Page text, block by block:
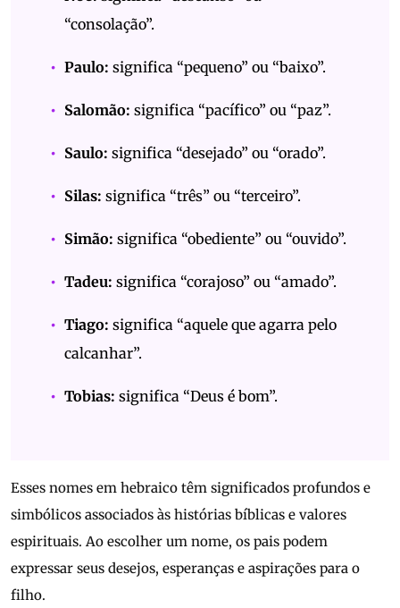
“consolação”.
Paulo: significa “pequeno” ou “baixo”.
Salomão: significa “pacífico” ou “paz”.
Saulo: significa “desejado” ou “orado”.
Silas: significa “três” ou “terceiro”.
Simão: significa “obediente” ou “ouvido”.
Tadeu: significa “corajoso” ou “amado”.
Tiago: significa “aquele que agarra pelo
calcanhar”.
Tobias: significa “Deus é bom”.
Esses nomes em hebraico têm significados profundos e
simbólicos associados às histórias bíblicas e valores
espirituais. Ao escolher um nome, os pais podem
expressar seus desejos, esperanças e aspirações para o
filho.